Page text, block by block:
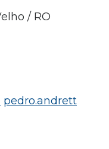
/ RO
pedro.andrett